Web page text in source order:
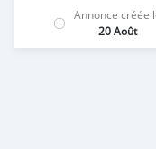
Annonce créée
20 Août